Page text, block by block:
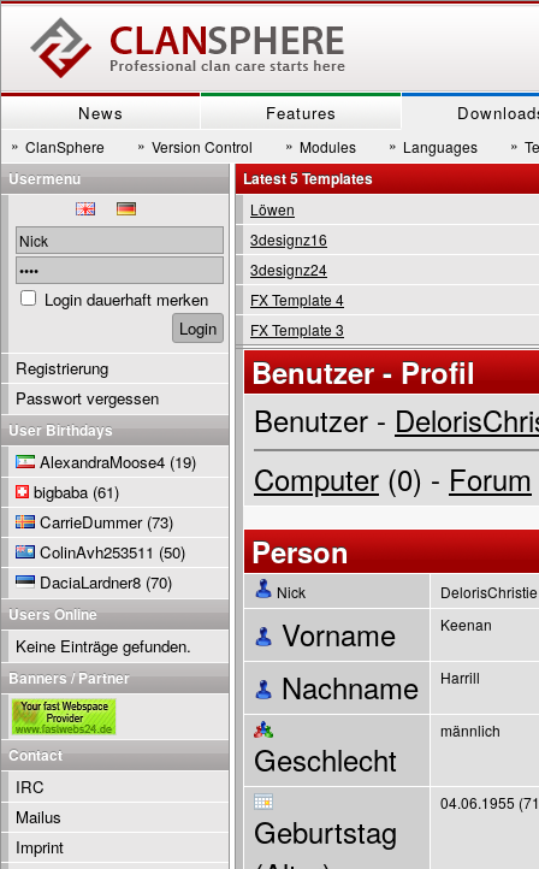
News Features
» ClanSphere » Version Control » Modules » Languages »
Latest 5 Templates
Löwen
3designz16
3designz24
FX Template 4
FX Template 3
Benutzer - Profil
Benutzer -
Computer (0) - Forum
Person
Nick
Vorname Keenan
Nachname Harrill
Geschlecht
männlich
Geburtstag
04.06.1955
Usermenu
Login dauerhaft merken
Registrierung
Passwort vergessen
User Birthdays
AlexandraMoose4 (19)
bigbaba (61)
CarrieDummer(73)
ColinAvh253511 (50)
DaciaLardner8 (70)
Users Online
Keine Einträge gefunden.
Banners / Partner
Contact
IRC
Mailus
Imprint